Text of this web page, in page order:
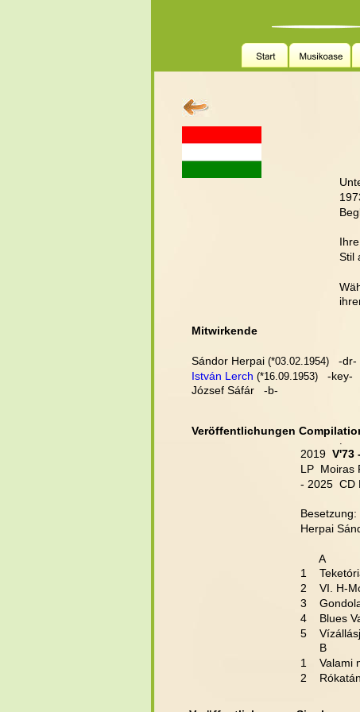
Stil
2019 V'73
LP  Moiras
- 2025  CD
Besetzung:
Herpai
      A
1
2    VI. H-
3
4    Blues
5
      B
1    Valami
2
Veröffentlichungen
Mitwirkende
Sándor Herpai (*03.02.1954)
-
István Lerch (*16.09.1953)
   -key-
József Sáfár   -b-